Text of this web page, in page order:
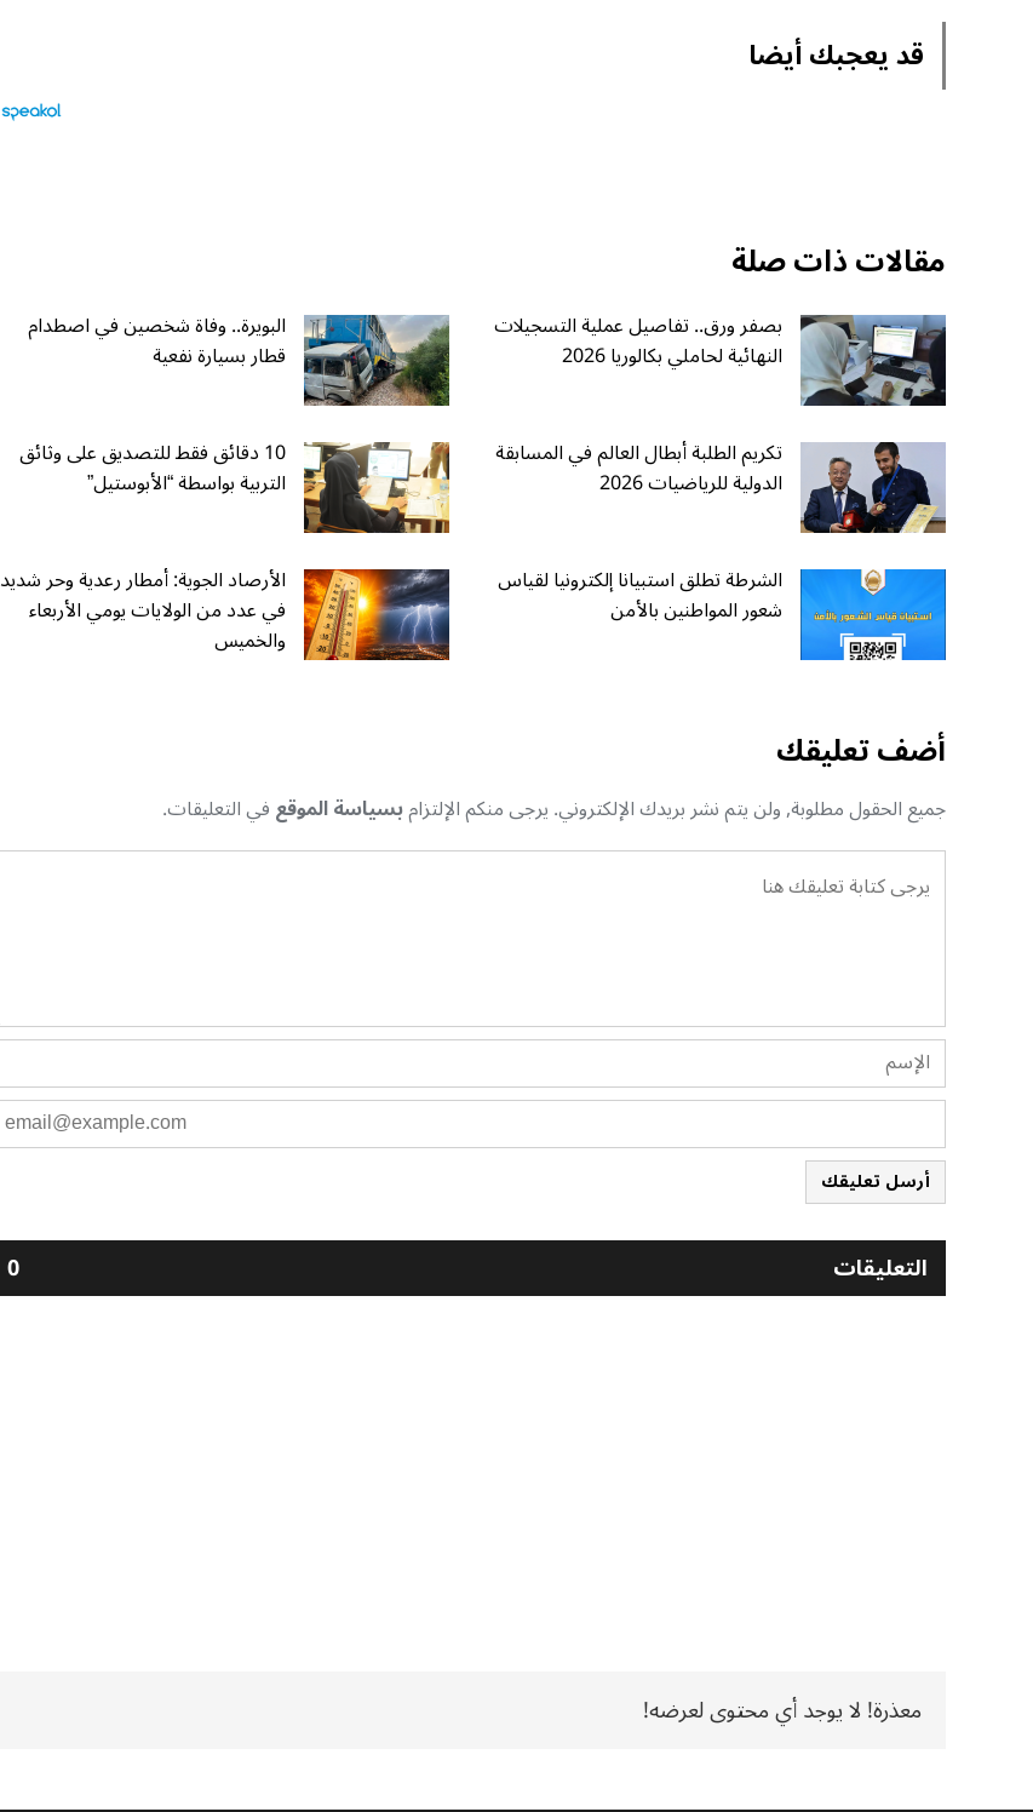
قد يعجبك أيضا
مقالات ذات صلة
بصفر ورق.. تفاصيل عملية التسجيلات
النهائية لحاملي بكالوريا 2026
البويرة.. وفاة شخصين في اصطدام
قطار بسيارة نفعية
تكريم الطلبة أبطال العالم في المسابقة
الدولية للرياضيات 2026
10 دقائق فقط للتصديق على وثائق
التربية بواسطة “الأبوستيل”
الشرطة تطلق استبيانا إلكترونيا لقياس
شعور المواطنين بالأمن
الأرصاد الجوية: أمطار رعدية وحر شديد
في عدد من الولايات يومي الأربعاء
والخميس
أضف تعليقك
جميع الحقول مطلوبة, ولن يتم نشر بريدك الإلكتروني. يرجى منكم الإلتزامبسياسة الموقعفي التعليقات.
أرسل تعليقك
التعليقات 0
معذرة! لا يوجد أي محتوى لعرضه!